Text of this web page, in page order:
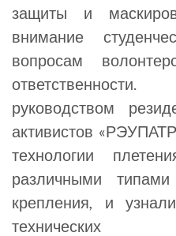
защиты и
внимание
вопросам
руководством
активистов
технологии
различными
крепления, и
технических